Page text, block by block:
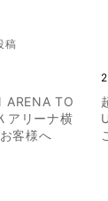
稿
ARENA TO
アリーナ横
客様へ